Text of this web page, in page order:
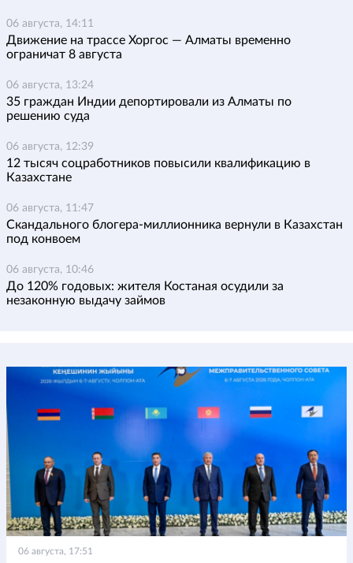
06 августа, 14:11
Движение на трассе Хоргос — Алматы временно
ограничат 8 августа
06 августа, 13:24
35 граждан Индии депортировали из Алматы по
решению суда
06 августа, 12:39
12 тысяч соцработников повысили квалификацию в
Казахстане
06 августа, 11:47
Скандального блогера-миллионника вернули в Казахстан
под конвоем
06 августа, 10:46
До 120% годовых: жителя Костаная осудили за
незаконную выдачу займов
06 августа, 17:51